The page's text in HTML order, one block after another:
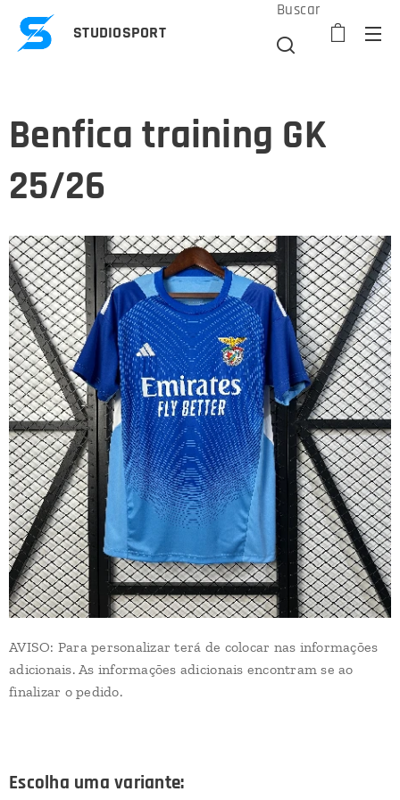
STUDIOSPORT
Buscar
Benfica training GK
25/26
AVISO: Para personalizar terá de colocar nas informações
adicionais. As informações adicionais encontram se ao
finalizar o pedido.
Escolha uma variante: